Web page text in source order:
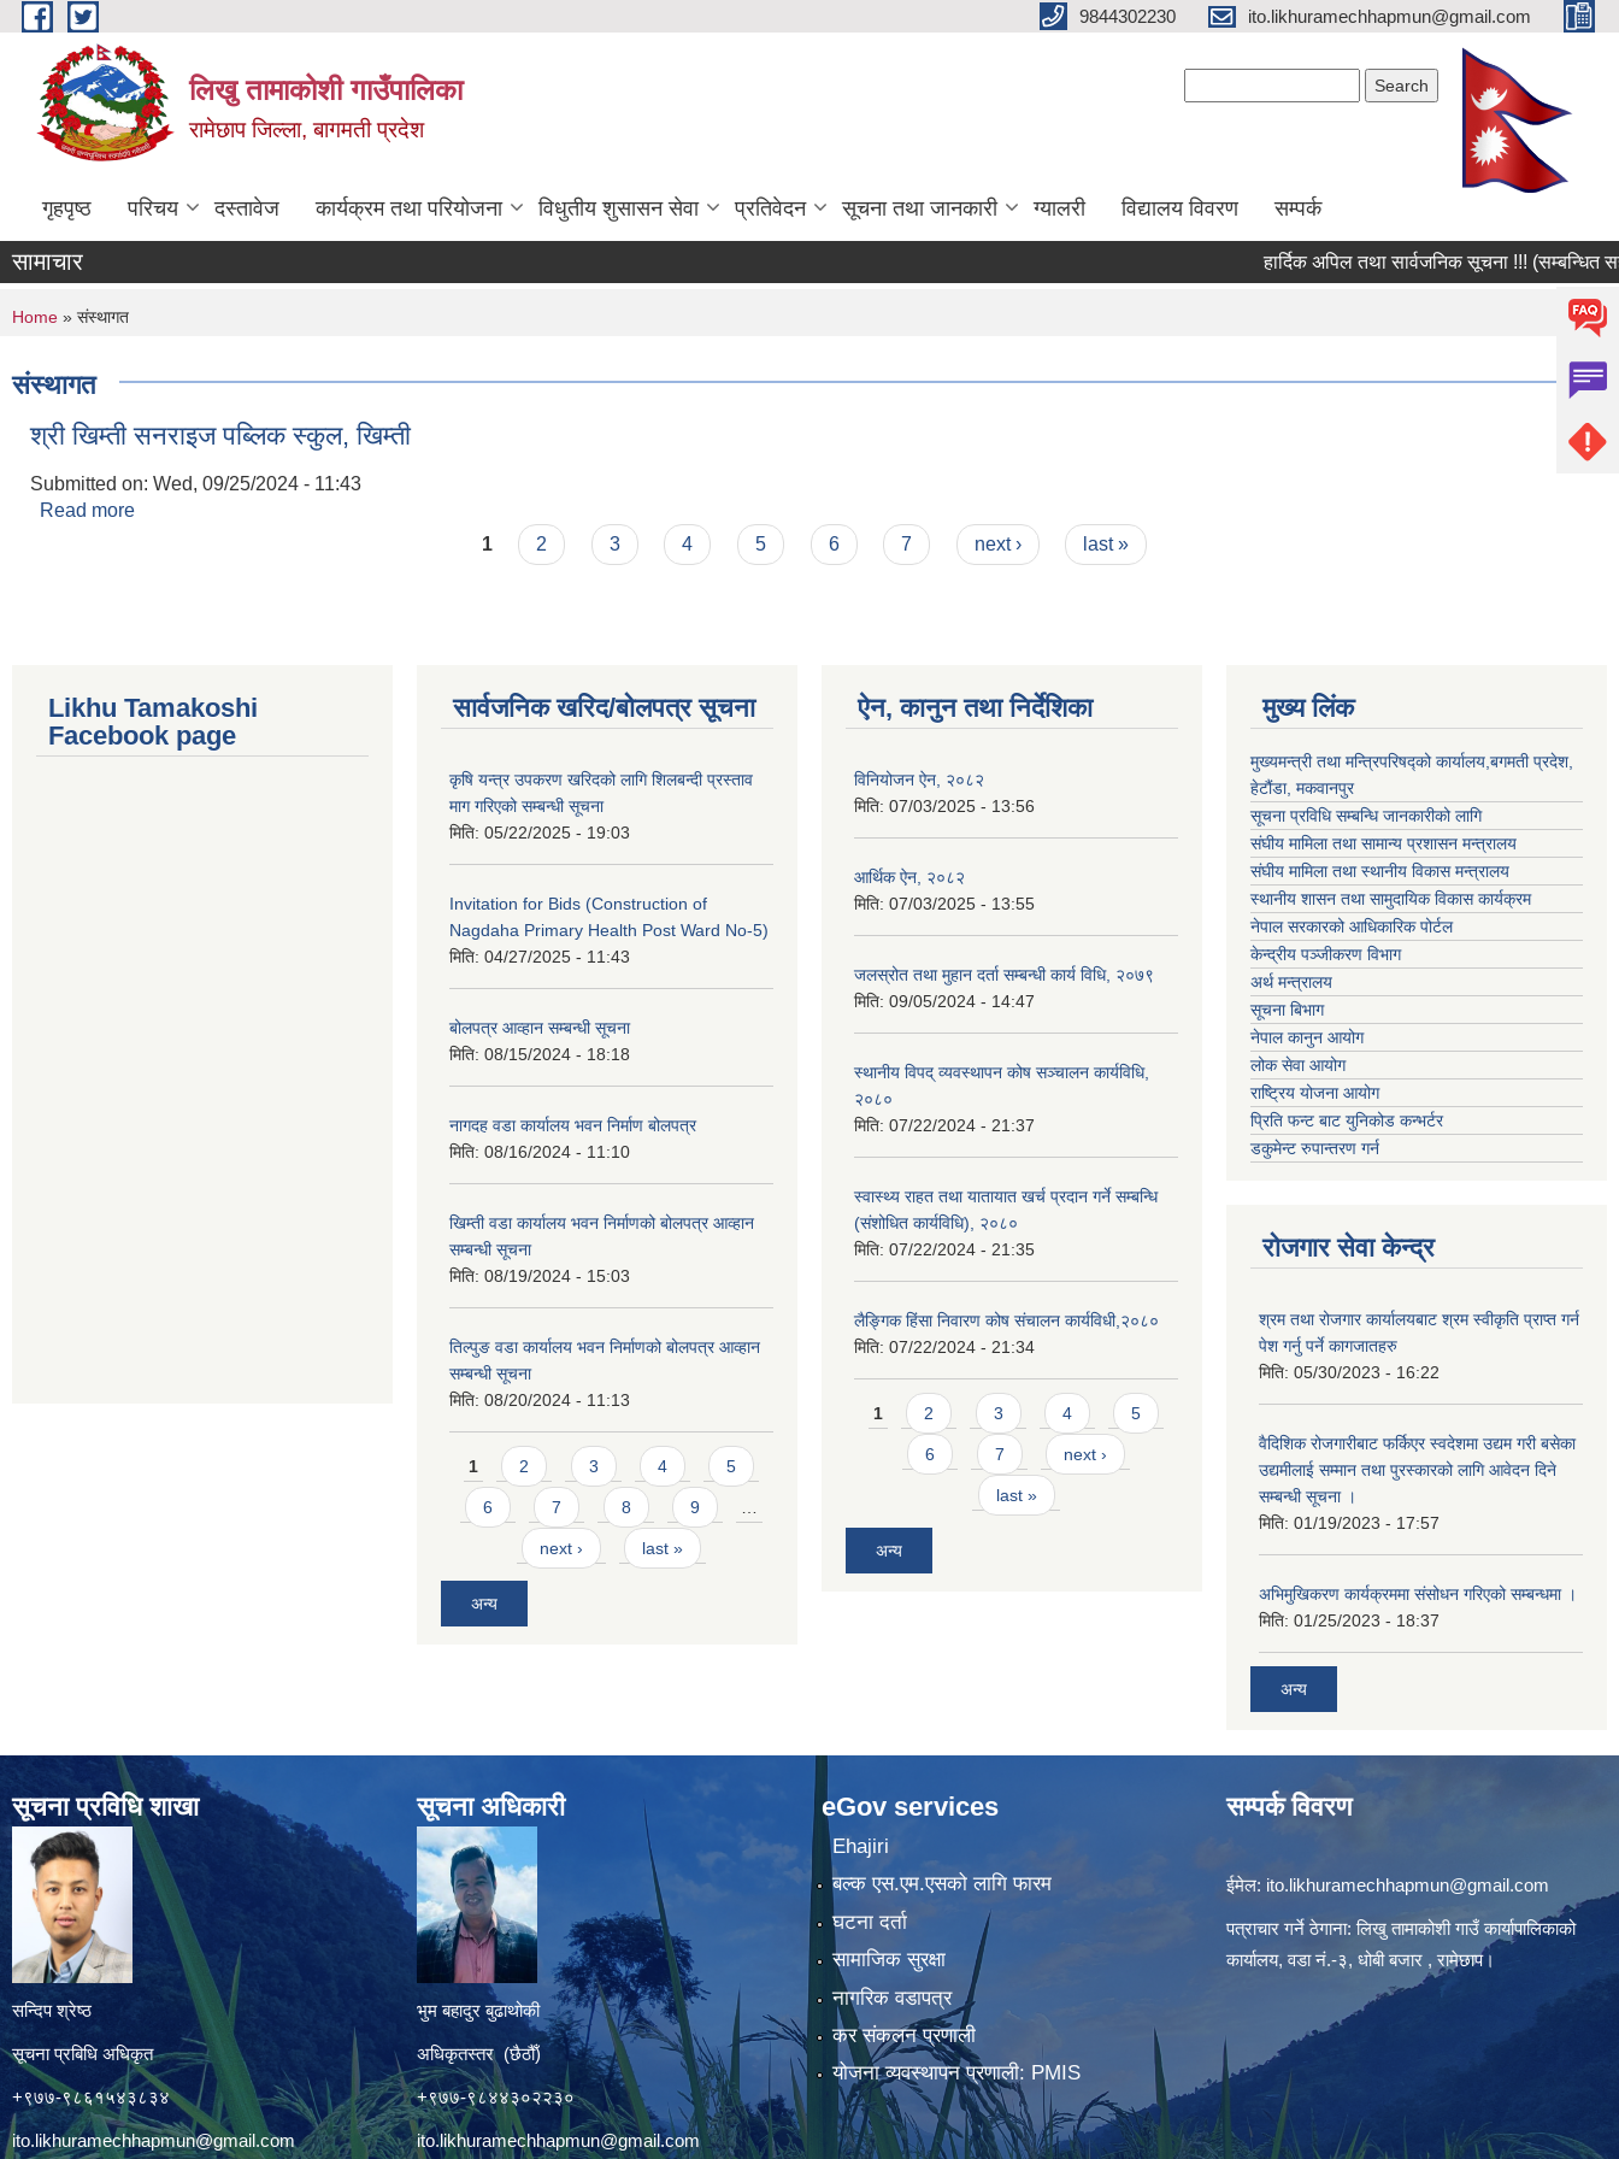
Skip to main content 9844302230 ito.likhuramechhapmun@gmail.com
लिखु तामाकोशी गाउँपालिका
रामेछाप जिल्ला, बागमती प्रदेश
गृहपृष्ठ परिचय दस्तावेज कार्यक्रम तथा परियोजना विधुतीय शुसासन सेवा प्रतिवेदन सूचना तथा जानकारी ग्यालरी विद्यालय विवरण सम्पर्क
सामाचार हार्दिक अपिल तथा सार्वजनिक सूचना !!! (सम्बन्धित
You are here
Home » संस्थागत
संस्थागत
श्री खिम्ती सनराइज पब्लिक स्कुल, खिम्ती
Submitted on: Wed, 09/25/2024 - 11:43
Read more
1 2 3 4 5 6 7 next › last »
Likhu Tamakoshi
Facebook page
सार्वजनिक खरिद/बोलपत्र सूचना
कृषि यन्त्र उपकरण खरिदको लागि शिलबन्दी प्रस्ताव
माग गरिएको सम्बन्धी सूचना
मिति: 05/22/2025 - 19:03
Invitation for Bids (Construction of
Nagdaha Primary Health Post Ward No-5)
मिति: 04/27/2025 - 11:43
बोलपत्र आव्हान सम्बन्धी सूचना
मिति: 08/15/2024 - 18:18
नागदह वडा कार्यालय भवन निर्माण बोलपत्र
मिति: 08/16/2024 - 11:10
खिम्ती वडा कार्यालय भवन निर्माणको बोलपत्र आव्हान
सम्बन्धी सूचना
मिति: 08/19/2024 - 15:03
तिल्पुङ वडा कार्यालय भवन निर्माणको बोलपत्र आव्हान
सम्बन्धी सूचना
मिति: 08/20/2024 - 11:13
Pages
1 2 3 4 5
6 7 8 9
next › last »
अन्य
ऐन, कानुन तथा निर्देशिका
विनियोजन ऐन, २०८२
मिति: 07/03/2025 - 13:56
आर्थिक ऐन, २०८२
मिति: 07/03/2025 - 13:55
जलस्रोत तथा मुहान दर्ता सम्बन्धी कार्य विधि, २०७९
मिति: 09/05/2024 - 14:47
स्थानीय विपद् व्यवस्थापन कोष सञ्चालन कार्यविधि,
२०८०
मिति: 07/22/2024 - 21:37
स्वास्थ्य राहत तथा यातायात खर्च प्रदान गर्ने सम्बन्धि
(संशोधित कार्यविधि), २०८०
मिति: 07/22/2024 - 21:35
लैङ्गिक हिंसा निवारण कोष संचालन कार्यविधी,२०८०
मिति: 07/22/2024 - 21:34
Pages
1 2 3 4 5
6 7 next ›
last »
अन्य
मुख्य लिंक
मुख्यमन्त्री तथा मन्त्रिपरिषद्को कार्यालय,बगमती प्रदेश,
हेटौंडा, मकवानपुर
सूचना प्रविधि सम्बन्धि जानकारीको लागि
संघीय मामिला तथा सामान्य प्रशासन मन्त्रालय
संघीय मामिला तथा स्थानीय विकास मन्त्रालय
स्थानीय शासन तथा सामुदायिक विकास कार्यक्रम
नेपाल सरकारको आधिकारिक पोर्टल
केन्द्रीय पञ्जीकरण विभाग
अर्थ मन्त्रालय
सूचना बिभाग
नेपाल कानुन आयोग
लोक सेवा आयोग
राष्ट्रिय योजना आयोग
प्रिति फन्ट बाट युनिकोड कन्भर्टर
डकुमेन्ट रुपान्तरण गर्न
रोजगार सेवा केन्द्र
श्रम तथा रोजगार कार्यालयबाट श्रम स्वीकृति प्राप्त गर्न
पेश गर्नु पर्ने कागजातहरु
मिति: 05/30/2023 - 16:22
वैदिशिक रोजगारीबाट फर्किएर स्वदेशमा उद्यम गरी बसेका
उद्यमीलाई सम्मान तथा पुरस्कारको लागि आवेदन दिने
सम्बन्धी सूचना ।
मिति: 01/19/2023 - 17:57
अभिमुखिकरण कार्यक्रममा संसोधन गरिएको सम्बन्धमा ।
मिति: 01/25/2023 - 18:37
अन्य
सूचना प्रविधि शाखा
सन्दिप श्रेष्ठ
सूचना प्रबिधि अधिकृत
+९७७-९८६१५४३८३४
ito.likhuramechhapmun@gmail.com
सूचना अधिकारी
भुम बहादुर बुढाथोकी
अधिकृतस्तर (छैठौँ)
+९७७-९८४४३०२२३०
ito.likhuramechhapmun@gmail.com
eGov services
Ehajiri
बल्क एस.एम.एसको लागि फारम
घटना दर्ता
सामाजिक सुरक्षा
नागरिक वडापत्र
कर संकलन प्रणाली
योजना व्यवस्थापन प्रणाली: PMIS
सम्पर्क विवरण
ईमेल: ito.likhuramechhapmun@gmail.com
पत्राचार गर्ने ठेगाना: लिखु तामाकोशी गाउँ कार्यापालिकाको
कार्यालय, वडा नं.-३, धोबी बजार , रामेछाप।